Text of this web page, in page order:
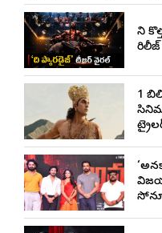
నాని
రిలీజ్
1